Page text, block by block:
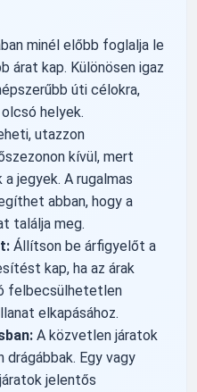
minél előbb foglalja le
árat kap. Különösen igaz
úti célokra,
helyek.
utazzon
kívül, mert
jegyek. A rugalmas
abban, hogy a
találja meg.
Állítson be árfigyelőt a
kap, ha az árak
felbecsülhetetlen
elkapásához.
A közvetlen járatok
drágábbak. Egy vagy
jelentős